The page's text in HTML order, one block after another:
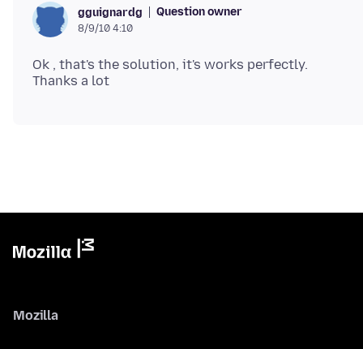
gguignardg Question owner
8/9/10 4:10
Ok , that's the solution, it's works perfectly.
Mozilla